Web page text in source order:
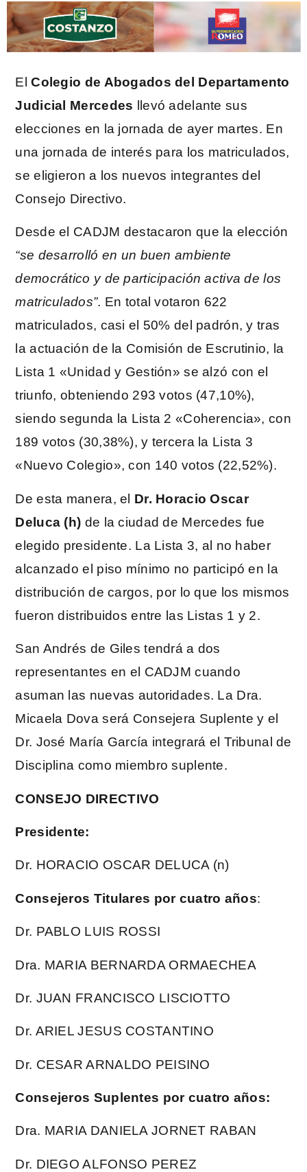
ElColegio de Abogados del Departamento
Judicial Mercedes llevó adelante sus
elecciones en la jornada de ayer martes. En
una jornada de interés para los matriculados,
se eligieron a los nuevos integrantes del
Consejo Directivo.
Desde el CADJM destacaron que la elección
“se desarrolló en un buen ambiente
democrático y de participación activa de los
matriculados”. En total votaron 622
matriculados, casi el 50% del padrón, y tras
la actuación de la Comisión de Escrutinio, la
Lista 1 «Unidad y Gestión» se alzó con el
triunfo, obteniendo 293 votos (47,10%),
siendo segunda la Lista 2 «Coherencia», con
189 votos (30,38%), y tercera la Lista 3
«Nuevo Colegio», con 140 votos (22,52%).
De esta manera, el Dr. Horacio Oscar
Deluca (h) de la ciudad de Mercedes fue
elegido presidente. La Lista 3, al no haber
alcanzado el piso mínimo no participó en la
distribución de cargos, por lo que los mismos
fueron distribuidos entre las Listas 1 y 2.
San Andrés de Giles tendrá a dos
representantes en el CADJM cuando
asuman las nuevas autoridades. La Dra.
Micaela Dova será Consejera Suplente y el
Dr. José María García integrará el Tribunal de
Disciplina como miembro suplente.
CONSEJO DIRECTIVO
Presidente:
Dr. HORACIO OSCAR DELUCA (n)
Consejeros Titulares por cuatro años:
Dr. PABLO LUIS ROSSI
Dra. MARIA BERNARDA ORMAECHEA
Dr. JUAN FRANCISCO LISCIOTTO
Dr. ARIEL JESUS COSTANTINO
Dr. CESAR ARNALDO PEISINO
Consejeros Suplentes por cuatro años:
Dra. MARIA DANIELA JORNET RABAN
Dr. DIEGO ALFONSO PEREZ